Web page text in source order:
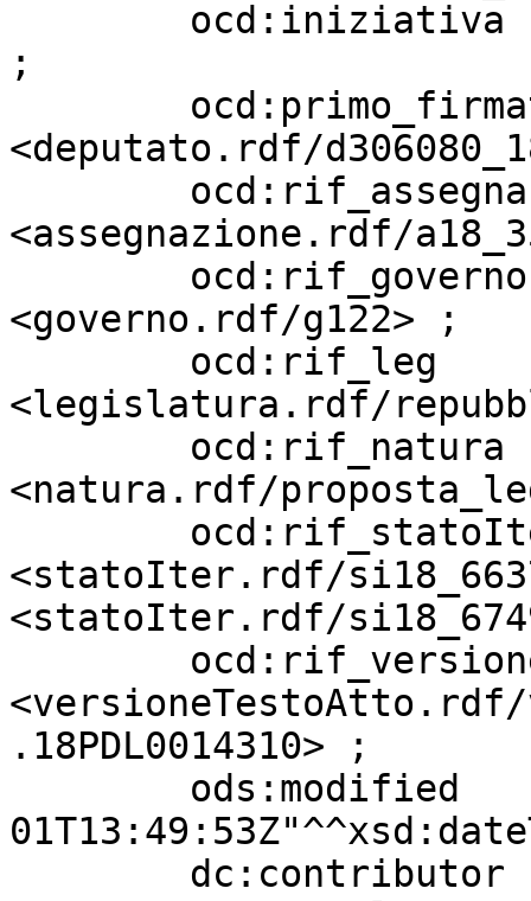
;
<deputato.rdf/
<assegnazione.rdf/
<governo.rdf/g122> ;
<legislatura.rdf/
<natura.rdf/
<statoIter.rdf/
<statoIter.rdf/
.18PDL0014310> ;